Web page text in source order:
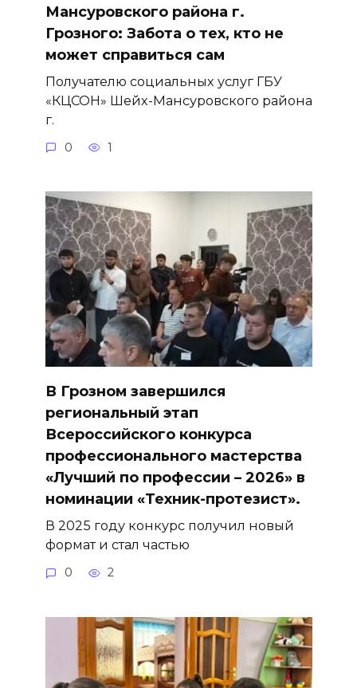
Мансуровского района г.
Грозного: Забота о тех, кто не
может справиться сам
Получателю социальных услуг ГБУ
«КЦСОН» Шейх-Мансуровского района
г.
0 1
В Грозном завершился
региональный этап
Всероссийского конкурса
профессионального мастерства
«Лучший по профессии – 2026» в
номинации «Техник-протезист».
В 2025 году конкурс получил новый
формат и стал частью
0 2